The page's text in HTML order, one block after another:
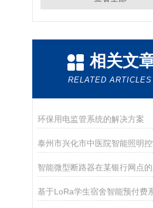
相关文
RELATED ARTICLES
环保用电监管系统的解决方案
智能微型断路器在某银行网点